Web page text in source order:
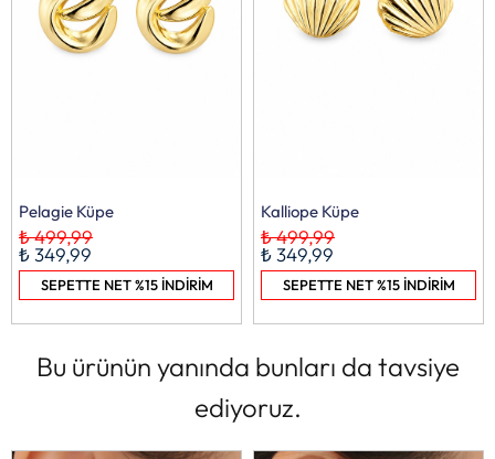
Pelagie Küpe
₺ 349,99
₺ 499,99
SEPETTE NET %15 İNDİRİM
Kalliope Küpe
₺ 349,99
₺ 499,99
SEPETTE NET %15 İNDİRİM
Bu ürünün yanında bunları da tavsiye
ediyoruz.